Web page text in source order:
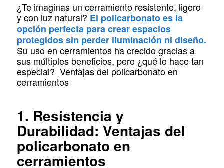
¿Te imaginas un cerramiento resistente, ligero
y con luz natural? El policarbonato es la
opción perfecta para crear espacios
protegidos sin perder iluminación ni diseño.
Su uso en cerramientos ha crecido gracias a
sus múltiples beneficios, pero ¿qué lo hace tan
especial? Ventajas del policarbonato en
cerramientos
1. Resistencia y
Durabilidad: Ventajas del
policarbonato en
cerramientos